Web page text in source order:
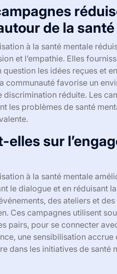
de la
à la santé mentale
et l’empathie. Elles
question les idées reçues et
communauté favorise un
discrimination réduite. Les
les problèmes de santé
elles sur
à la santé mentale
le dialogue et en réduisant
des ateliers et
Ces campagnes utilisent
pairs, pour se connecter
une sensibilisation
dans les initiatives de